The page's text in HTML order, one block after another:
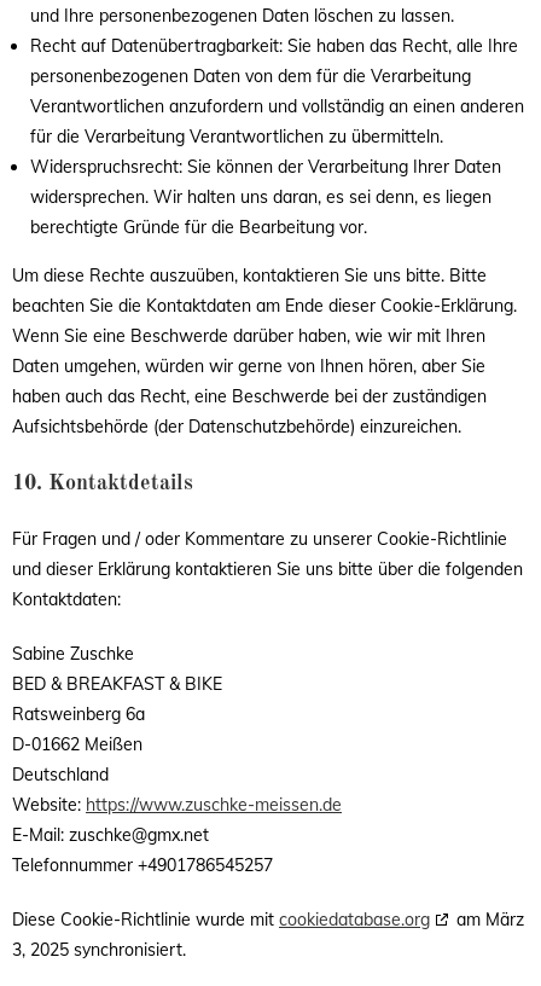
und Ihre personenbezogenen Daten löschen zu lassen.
Recht auf Datenübertragbarkeit: Sie haben das Recht, alle Ihre
personenbezogenen Daten von dem für die Verarbeitung
Verantwortlichen anzufordern und vollständig an einen anderen
für die Verarbeitung Verantwortlichen zu übermitteln.
Widerspruchsrecht: Sie können der Verarbeitung Ihrer Daten
widersprechen. Wir halten uns daran, es sei denn, es liegen
berechtigte Gründe für die Bearbeitung vor.
Um diese Rechte auszuüben, kontaktieren Sie uns bitte. Bitte
beachten Sie die Kontaktdaten am Ende dieser Cookie-Erklärung.
Wenn Sie eine Beschwerde darüber haben, wie wir mit Ihren
Daten umgehen, würden wir gerne von Ihnen hören, aber Sie
haben auch das Recht, eine Beschwerde bei der zuständigen
Aufsichtsbehörde (der Datenschutzbehörde) einzureichen.
10. Kontaktdetails
Für Fragen und / oder Kommentare zu unserer Cookie-Richtlinie
und dieser Erklärung kontaktieren Sie uns bitte über die folgenden
Kontaktdaten:
Sabine Zuschke
BED & BREAKFAST & BIKE
Ratsweinberg 6a
D-01662 Meißen
Deutschland
Website: https://www.zuschke-meissen.de
E-Mail: zuschke@gmx.net
Telefonnummer +4901786545257
Diese Cookie-Richtlinie wurde mit cookiedatabase.org
am März
3, 2025 synchronisiert.